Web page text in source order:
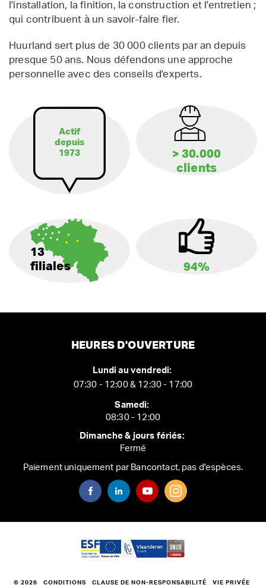
l'installation, la finition, la construction et l'entretien ;
qui contribuent à un savoir-faire fier.
Huurland sert plus de 30 000 clients par an depuis
presque 50 ans. Nous défendons une approche
personnelle avec des conseils d'experts.
Actif
depuis
1973
> 30.000
clients
13
filiales
94%
HEURES D'OUVERTURE
Lundi au vendredi:
07:30 - 12:00 & 12:30 - 17:00
Samedi:
08:30 - 12:00
Dimanche & jours fériés:
Fermé
Paiement uniquement par Bancontact, pas d'espèces.
© 2026 CONDITIONS CLAUSE DE NON-RESPONSABILITÉ VIE PRIVÉE